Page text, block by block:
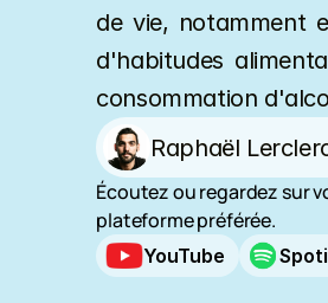
de vie, notamment
d'habitudes
consommation
Raphaël
Écoutez ou regardez sur
plateforme préférée.
YouTube